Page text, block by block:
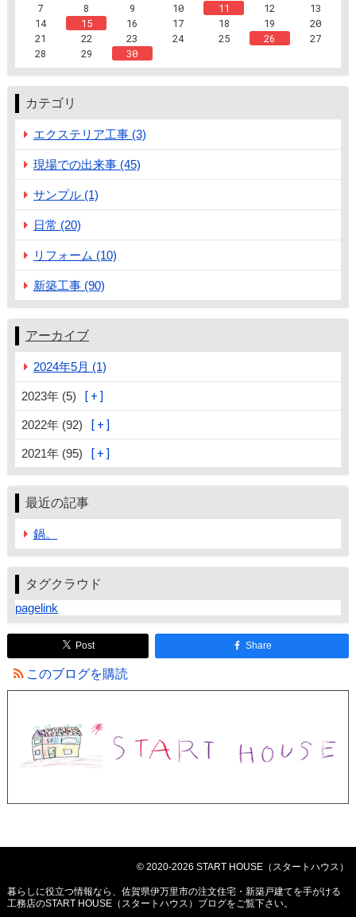
7
8 9 10 11 12
13
14
15 16 17 18 19
20
21
22 23 24 25 26
27
28
29 30
カテゴリ
エクステリア工事 (3)
現場での出来事 (45)
サンプル (1)
日常 (20)
リフォーム (10)
新築工事 (90)
アーカイブ
2024年5月 (1)
2023年 (5)
2022年 (92)
2021年 (95)
最近の記事
鍋。
タグクラウド
pagelink
Post Share
このブログを購読
© 2020-2026 START HOUSE（スタートハウス）
暮らしに役立つ情報なら、 佐賀県伊万里市の注文住宅・新築戸建てを手がける
工務店のSTART HOUSE（スタートハウス）ブログをご覧下さい。